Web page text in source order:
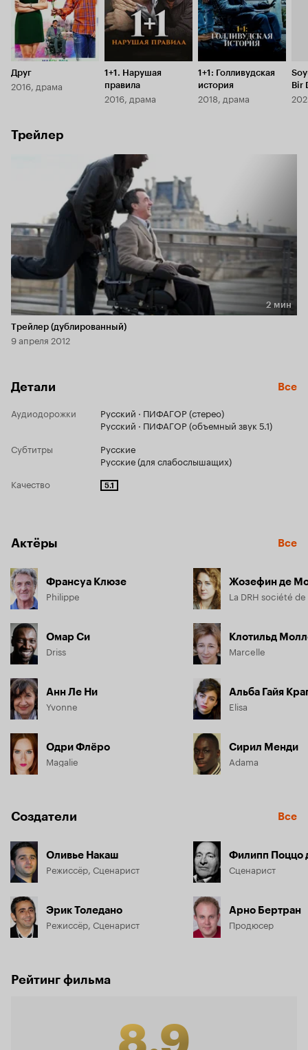
Друг
2016, драма
1+1. Нарушая
правила
2016, драма
1+1: Голливудская
история
2018, драма
Bir
Трейлер
Длительность 2 мин
2 мин
Трейлер (дублированный)
9 апреля 2012
Детали Все
Аудиодорожки
Русский · ПИФАГОР (стерео)
Русский · ПИФАГОР (объемный звук 5.1)
Субтитры
Русские
Русские (для слабослышащих)
Качество
5.1
Актёры Все
Франсуа Клюзе
Philippe
Омар Си
Driss
Анн Ле Ни
Yvonne
Одри Флёро
Magalie
Жозефин де
La DRH société
Клотильд
Marcelle
Elisa
Сирил Менди
Adama
Создатели Все
Оливье Накаш
Режиссёр, Сценарист
Эрик Толедано
Режиссёр, Сценарист
Филипп Поццо
Сценарист
Арно Бертран
Продюсер
Рейтинг фильма